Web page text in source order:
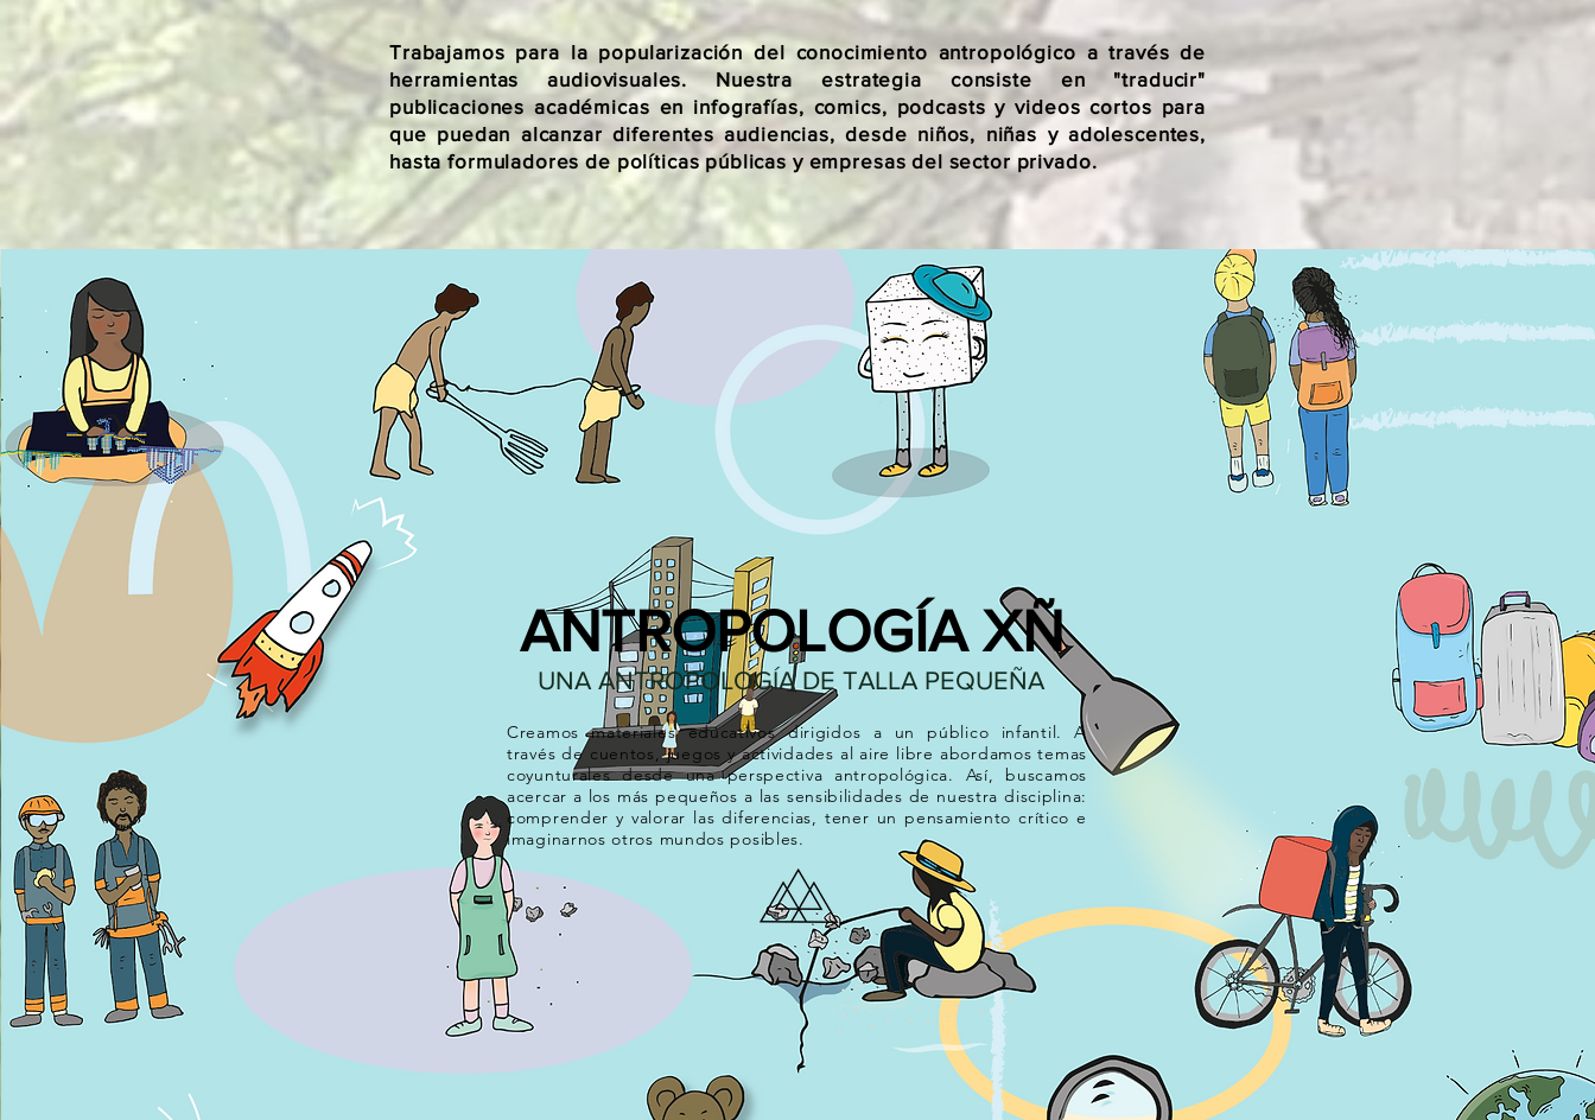
Trabajamos para la popularización del conocimiento antropológico a través de
herramientas audiovisuales. Nuestra estrategia consiste en "traducir"
publicaciones académicas en infografías, comics, podcasts y videos cortos para
que puedan alcanzar diferentes audiencias, desde niños, niñas y adolescentes,
hasta formuladores de políticas públicas y empresas del sector privado.
ANTROPOLOGÍA XÑ
UNA ANTROPOLOGÍA DE TALLA PEQUEÑA
Creamos materiales educativos dirigidos a un público infantil. A
través de cuentos, juegos y actividades al aire libre abordamos temas
coyunturales desde una perspectiva antropológica. Así, buscamos
acercar a los más pequeños a las sensibilidades de nuestra disciplina:
comprender y valorar las diferencias, tener un pensamiento crítico e
imaginarnos otros mundos posibles.